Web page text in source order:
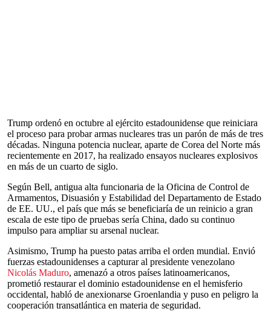
Trump ordenó en octubre al ejército estadounidense que reiniciara
el proceso para probar armas nucleares tras un parón de más de tres
décadas. Ninguna potencia nuclear, aparte de Corea del Norte más
recientemente en 2017, ha realizado ensayos nucleares explosivos
en más de un cuarto de siglo.
Según Bell, antigua alta funcionaria de la Oficina de Control de
Armamentos, Disuasión y Estabilidad del Departamento de Estado
de EE. UU., el país que más se beneficiaría de un reinicio a gran
escala de este tipo de pruebas sería China, dado su continuo
impulso para ampliar su arsenal nuclear.
Asimismo, Trump ha puesto patas arriba el orden mundial. Envió
fuerzas estadounidenses a capturar al presidente venezolano
Nicolás Maduro, amenazó a otros países latinoamericanos,
prometió restaurar el dominio estadounidense en el hemisferio
occidental, habló de anexionarse Groenlandia y puso en peligro la
cooperación transatlántica en materia de seguridad.